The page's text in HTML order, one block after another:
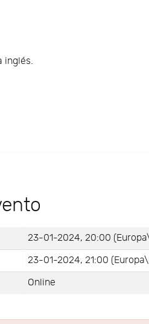
inglés.
23-01-2024, 20:00
23-01-2024, 21:00
Online